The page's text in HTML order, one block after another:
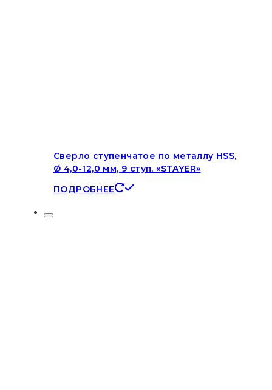
Сверло ступенчатое по металлу HSS,
Ø 4,0-12,0 мм, 9 ступ. «STAYER»
ПОДРОБНЕЕ